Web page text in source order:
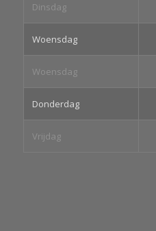
Dinsdag
Woensdag
Woensdag
Donderdag
Vrijdag